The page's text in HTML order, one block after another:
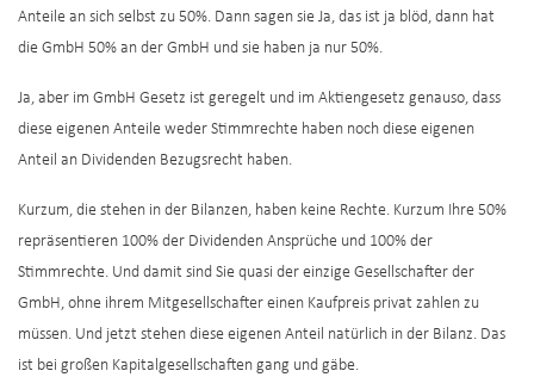
Anteile an sich selbst zu 50%. Dann sagen sie Ja, das ist ja blöd, dann hat
die GmbH 50% an der GmbH und sie haben ja nur 50%.
Ja, aber im GmbH Gesetz ist geregelt und im Aktiengesetz genauso, dass
diese eigenen Anteile weder Stimmrechte haben noch diese eigenen
Anteil an Dividenden Bezugsrecht haben.
Kurzum, die stehen in der Bilanzen, haben keine Rechte. Kurzum Ihre 50%
repräsentieren 100% der Dividenden Ansprüche und 100% der
Stimmrechte. Und damit sind Sie quasi der einzige Gesellschafter der
GmbH, ohne ihrem Mitgesellschafter einen Kaufpreis privat zahlen zu
müssen. Und jetzt stehen diese eigenen Anteil natürlich in der Bilanz. Das
ist bei großen Kapitalgesellschaften gang und gäbe.